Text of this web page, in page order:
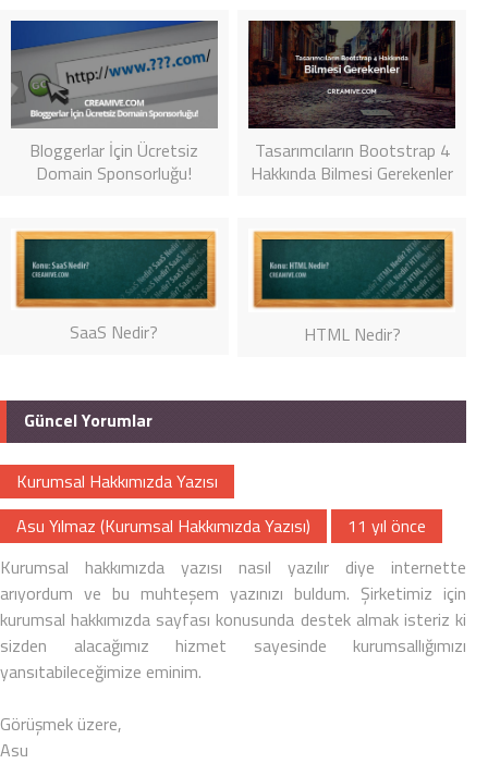
Bloggerlar İçin Ücretsiz
Domain Sponsorluğu!
Tasarımcıların Bootstrap 4
Hakkında Bilmesi Gerekenler
SaaS Nedir? HTML Nedir?
Güncel Yorumlar
Kurumsal Hakkımızda Yazısı
Asu Yılmaz (Kurumsal Hakkımızda Yazısı)
11 yıl önce
Kurumsal hakkımızda yazısı nasıl yazılır diye internette
arıyordum ve bu muhteşem yazınızı buldum. Şirketimiz için
kurumsal hakkımızda sayfası konusunda destek almak isteriz ki
sizden alacağımız hizmet sayesinde kurumsallığımızı
yansıtabileceğimize eminim.
Görüşmek üzere,
Asu